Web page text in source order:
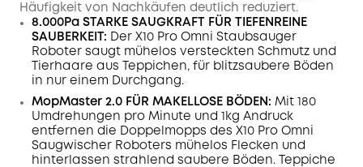
Häufigkeit von Nachkäufen deutlich reduziert.
8.000Pa STARKE SAUGKRAFT FÜR TIEFENREINE
SAUBERKEIT: Der X10 Pro Omni Staubsauger
Roboter saugt mühelos versteckten Schmutz und
Tierhaare aus Teppichen, für blitzsaubere Böden
in nur einem Durchgang.
MopMaster 2.0 FÜR MAKELLOSE BÖDEN: Mit 180
Umdrehungen pro Minute und 1kg Andruck
entfernen die Doppelmopps des X10 Pro Omni
Saugwischer Roboters mühelos Flecken und
hinterlassen strahlend saubere Böden.
Teppiche